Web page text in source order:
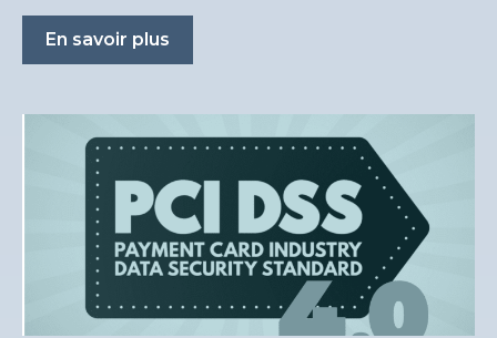
En savoir plus